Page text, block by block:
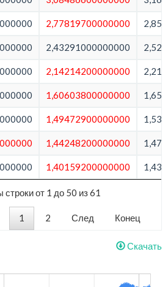
2,77819700000000
2,43291000000000
2,14214200000000
1,60603800000000
1,49472900000000
1,44248200000000
1,40159200000000
строки от 1 до 50 из 61
1 2 След Конец
Скачать